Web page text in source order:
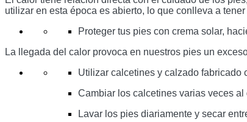
utilizar en esta época es abierto, lo que conlleva a
Proteger tus pies con crema solar,
La llegada del calor provoca en nuestros pies un
Utilizar calcetines y calzado fabricado
Cambiar los calcetines varias veces al
Lavar los pies diariamente y secar